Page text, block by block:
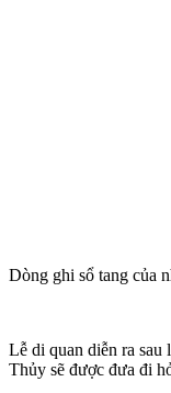
Dòng ghi sổ tang của
Lễ di quan diễn ra
Thủy sẽ được đưa đi